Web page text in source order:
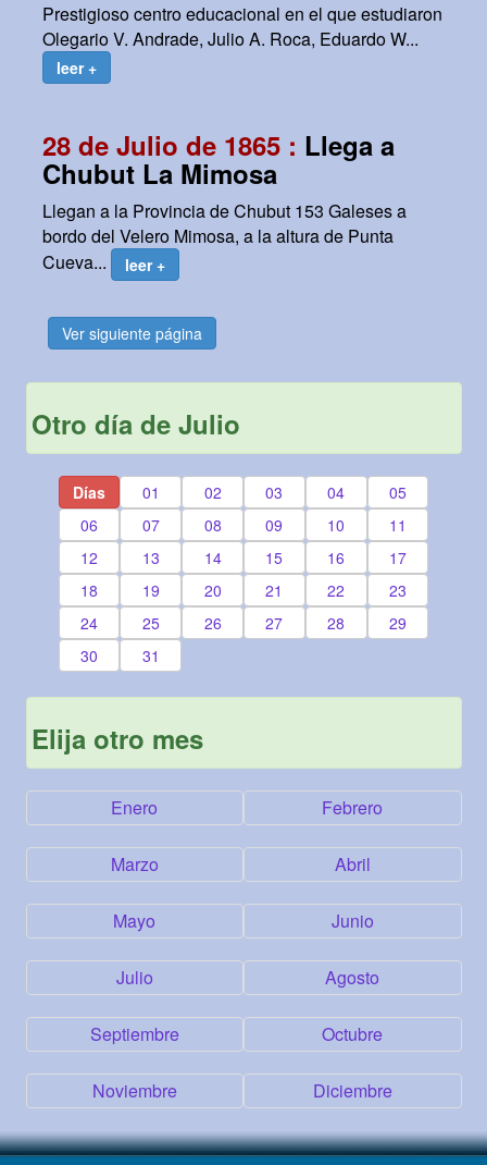
Prestigioso centro educacional en el que estudiaron
Olegario V. Andrade, Julio A. Roca, Eduardo W...
leer +
28 de Julio de 1865 : Llega a
Chubut La Mimosa
Llegan a la Provincia de Chubut 153 Galeses a
bordo del Velero Mimosa, a la altura de Punta
Cueva...
leer +
Ver siguiente página
Otro día de Julio
Días 01 02 03 04
05
06
07 08 09 10
11
12
13 14 15 16
17
18
19 20 21 22
23
24
25 26 27 28
29
30
31
Elija otro mes
Enero Febrero
Marzo Abril
Mayo Junio
Julio Agosto
Septiembre Octubre
Noviembre Diciembre